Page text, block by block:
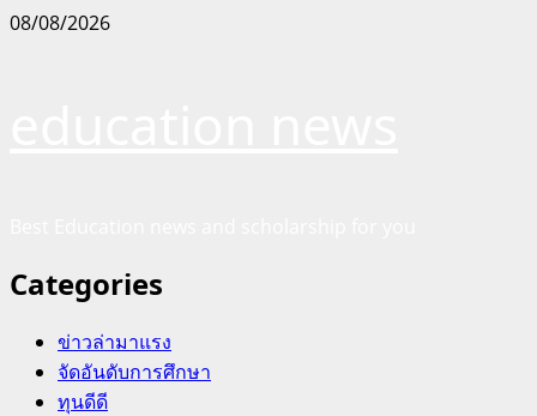
Skip
08/08/2026
Categories
ข่าวล่ามาแรง
จัดอันดับการศึกษา
ทุนดีดี